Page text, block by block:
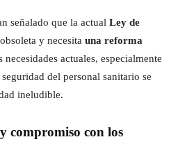
señalado que la actual Ley de
y necesita una reforma
necesidades actuales, especialmente
del personal sanitario se
ineludible.
compromiso con los